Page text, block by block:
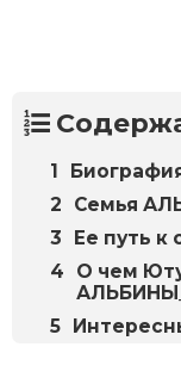
Семья
Ее путь к
О чем